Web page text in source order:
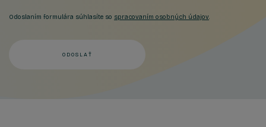
Odoslaním formulára súhlasíte so spracovaním osobných údajov.
ODOSLAŤ